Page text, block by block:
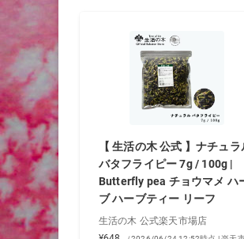
【 生活の木 公式 】ナチュラ
バタフライピー 7g / 100g |
Butterfly pea チョウマメ ハ
ブ ハーブティー リーフ
生活の木 公式楽天市場店